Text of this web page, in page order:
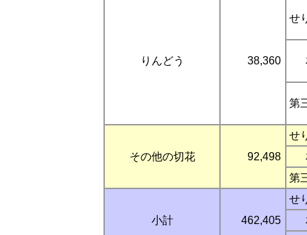
りんどう 38,360
せ
第
その他の切花 92,498
せ
第
小計 462,405
せ